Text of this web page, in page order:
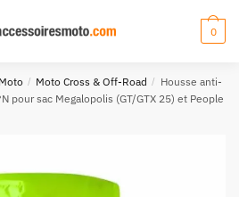
0
/ Moto Cross & Off-Road /
Housse anti-
pour sac Megalopolis (GT/GTX 25) et People